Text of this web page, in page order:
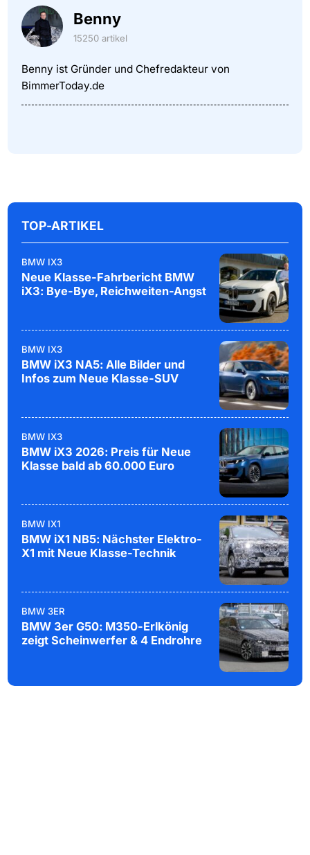
Benny
15250 artikel
Benny ist Gründer und Chefredakteur von
BimmerToday.de
TOP-ARTIKEL
BMW IX3
Neue Klasse-Fahrbericht BMW
iX3: Bye-Bye, Reichweiten-Angst
BMW IX3
BMW iX3 NA5: Alle Bilder und
Infos zum Neue Klasse-SUV
BMW IX3
BMW iX3 2026: Preis für Neue
Klasse bald ab 60.000 Euro
BMW IX1
BMW iX1 NB5: Nächster Elektro-
X1 mit Neue Klasse-Technik
BMW 3ER
BMW 3er G50: M350-Erlkönig
zeigt Scheinwerfer & 4 Endrohre